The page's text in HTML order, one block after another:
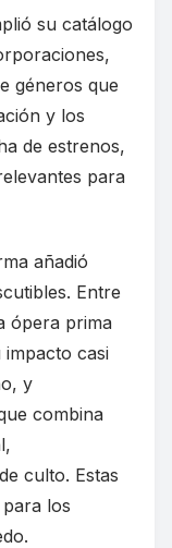
su catálogo
géneros que
y los
de estrenos,
para
añadió
Entre
ópera prima
impacto casi
y
combina
culto. Estas
los